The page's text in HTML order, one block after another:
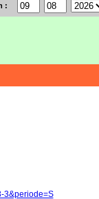
:
3&periode=S